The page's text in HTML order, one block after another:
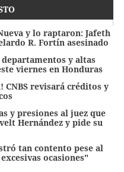
y lo raptaron: Jafeth
R. Fortín asesinado
y altas
viernes en Honduras
CNBS revisará créditos y
y presiones al juez que
Hernández y pide su
tan contento pese al
ocasiones"